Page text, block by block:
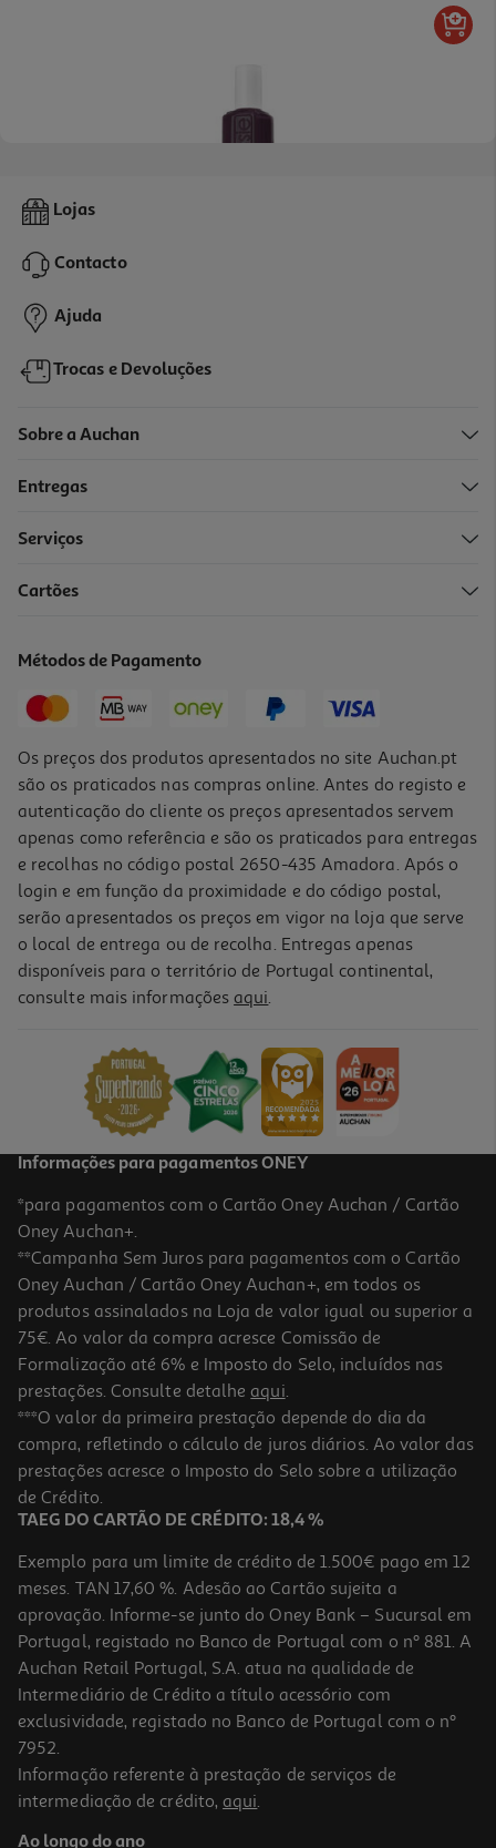
Verniz Essie Unhas Color 45 Sole Mate Nu
9,99 €
Verniz Essie Unhas Color 63 Too Too Ho Nu
Verniz Essie Unhas Expressie 220 Nu 1un
10.99 €/un
10,99 €
Verniz Essie Unhas Expressie 380 Nu 1un
Lojas
Contacto
Ajuda
Trocas e Devoluções
Sobre a Auchan
Entregas
Serviços
Cartões
Métodos de Pagamento
Os preços dos produtos apresentados no site Auchan.pt
são os praticados nas compras online. Antes do registo e
autenticação do cliente os preços apresentados servem
apenas como referência e são os praticados para entregas
e recolhas no código postal 2650-435 Amadora. Após o
login e em função da proximidade e do código postal,
serão apresentados os preços em vigor na loja que serve
o local de entrega ou de recolha. Entregas apenas
disponíveis para o território de Portugal continental,
consulte mais informações aqui.
Informações para pagamentos ONEY
*para pagamentos com o Cartão Oney Auchan / Cartão
Oney Auchan+.
**Campanha Sem Juros para pagamentos com o Cartão
Oney Auchan / Cartão Oney Auchan+, em todos os
produtos assinalados na Loja de valor igual ou superior a
75€. Ao valor da compra acresce Comissão de
Formalização até 6% e Imposto do Selo, incluídos nas
prestações. Consulte detalhe aqui.
***O valor da primeira prestação depende do dia da
compra, refletindo o cálculo de juros diários. Ao valor das
prestações acresce o Imposto do Selo sobre a utilização
de Crédito.
TAEG DO CARTÃO DE CRÉDITO: 18,4 %
Exemplo para um limite de crédito de 1.500€ pago em 12
meses. TAN 17,60 %. Adesão ao Cartão sujeita a
aprovação. Informe-se junto do Oney Bank – Sucursal em
Portugal, registado no Banco de Portugal com o nº 881. A
Auchan Retail Portugal, S.A. atua na qualidade de
Intermediário de Crédito a título acessório com
exclusividade, registado no Banco de Portugal com o nº
7952.
Informação referente à prestação de serviços de
intermediação de crédito, aqui.
Ao longo do ano